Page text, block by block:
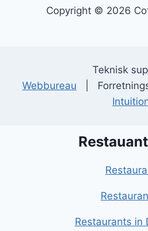
Copyright © 2026
Teknisk
Webbureau |
Restaurants in